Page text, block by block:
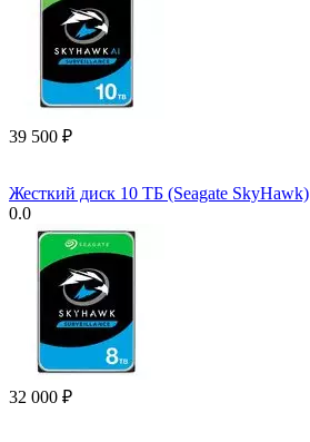
39 500 ₽
Жесткий диск 10 ТБ (Seagate SkyHawk)
0.0
32 000 ₽